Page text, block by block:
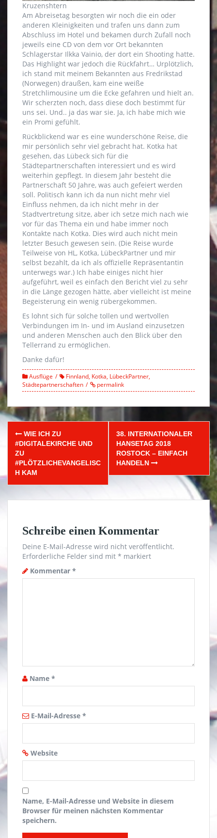
Kruzenshtern
Am Abreisetag besorgten wir noch die ein oder
anderen Kleinigkeiten und trafen uns dann zum
Abschluss im Hotel und bekamen durch Zufall noch
jeweils eine CD von dem vor Ort bekannten
Schlagerstar Ilkka Vainio, der dort ein Shooting hatte.
Das Highlight war jedoch die Rückfahrt… Urplötzlich,
ich stand mit meinem Bekannten aus Fredrikstad
(Norwegen) draußen, kam eine weiße
Stretchlimousine um die Ecke gefahren und hielt an.
Wir scherzten noch, dass diese doch bestimmt für
uns sei. Und.. ja das war sie. Ja, ich habe mich wie
ein Promi gefühlt.
Rückblickend war es eine wunderschöne Reise, die
mir persönlich sehr viel gebracht hat. Kotka hat
gesehen, das Lübeck sich für die
Städtepartnerschaften interessiert und es wird
weiterhin gepflegt. In diesem Jahr besteht die
Partnerschaft 50 Jahre, was auch gefeiert werden
soll. Politisch kann ich da nun nicht mehr viel
Einfluss nehmen, da ich nicht mehr in der
Stadtvertretung sitze, aber ich setze mich nach wie
vor für das Thema ein und habe immer noch
Kontakte nach Kotka. Dies wird auch nicht mein
letzter Besuch gewesen sein. (Die Reise wurde
Teilweise von HL, Kotka, LübeckPartner und mir
selbst bezahlt, da ich als offizielle Repräsentantin
unterwegs war.) Ich habe einiges nicht hier
aufgeführt, weil es einfach den Bericht viel zu sehr
in die Länge gezogen hätte, aber vielleicht ist meine
Begeisterung ein wenig rübergekommen.
Es lohnt sich für solche tollen und wertvollen
Verbindungen im In- und im Ausland einzusetzen
und anderen Menschen auch den Blick über den
Tellerrand zu ermöglichen.
Danke dafür!
Ausflüge Finnland, Kotka, LübeckPartner,
Städtepartnerschaften
permalink
Post
navigation
WIE ICH ZU
#DIGITALEKIRCHE UND
ZU
#PLÖTZLICHEVANGELISC
H KAM
38. INTERNATIONALER
HANSETAG 2018
ROSTOCK – EINFACH
HANDELN
Schreibe einen Kommentar
Deine E-Mail-Adresse wird nicht veröffentlicht.
Erforderliche Felder sind mit * markiert
Kommentar *
Name *
E-Mail-Adresse *
Website
Name, E-Mail-Adresse und Website in diesem
Browser für meinen nächsten Kommentar
speichern.